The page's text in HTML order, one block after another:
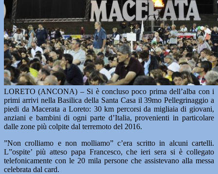
LORETO (ANCONA) – Si è concluso poco prima dell’alba con i
primi arrivi nella Basilica della Santa Casa il 39mo Pellegrinaggio a
piedi da Macerata a Loreto: 30 km percorsi da migliaia di giovani,
anziani e bambini di ogni parte d’Italia, provenienti in particolare
dalle zone più colpite dal terremoto del 2016.
”Non crolliamo e non molliamo” c’era scritto in alcuni cartelli.
L”ospite’ più atteso papa Francesco, che ieri sera si è collegato
telefonicamente con le 20 mila persone che assistevano alla messa
celebrata dal card.